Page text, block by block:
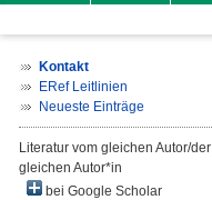
Kontakt
ERef Leitlinien
Neueste Einträge
Literatur vom gleichen Autor/der
gleichen Autor*in
bei Google Scholar